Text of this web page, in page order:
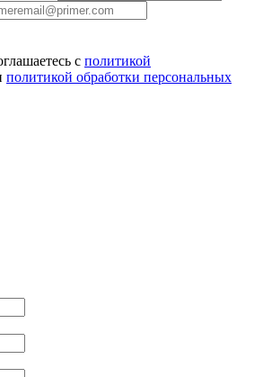
с политикой
политикой обработки персональных